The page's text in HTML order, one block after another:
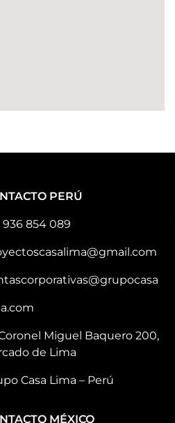
PERÚ
936 854 089
Miguel Baquero 200,
de Lima
Casa Lima – Perú
MÉXICO